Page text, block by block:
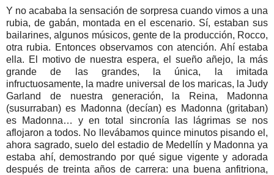
Y no acababa la sensación de sorpresa cuando vimos a una
rubia, de gabán, montada en el escenario. Sí, estaban sus
bailarines, algunos músicos, gente de la producción, Rocco,
otra rubia. Entonces observamos con atención. Ahí estaba
ella. El motivo de nuestra espera, el sueño añejo, la más
grande de las grandes, la única, la imitada
infructuosamente, la madre universal de los maricas, la Judy
Garland de nuestra generación, la Reina, Madonna
(susurraban) es Madonna (decían) es Madonna (gritaban)
es Madonna… y en total sincronía las lágrimas se nos
aflojaron a todos. No llevábamos quince minutos pisando el,
ahora sagrado, suelo del estadio de Medellín y Madonna ya
estaba ahí, demostrando por qué sigue vigente y adorada
después de treinta años de carrera: una buena anfitriona,